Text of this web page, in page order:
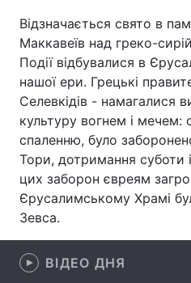
Головна
Україна
Економіка
Спорт
Відзначається свято в
Маккавеїв над греко-
Події відбувалися в
нашої ери. Грецькі
Селевкідів - намагалися
культуру вогнем і мечем:
спаленню, було
Тори, дотримання суботи
цих заборон євреям
Єрусалимському Храмі
Зевса.
ВІДЕО ДНЯ